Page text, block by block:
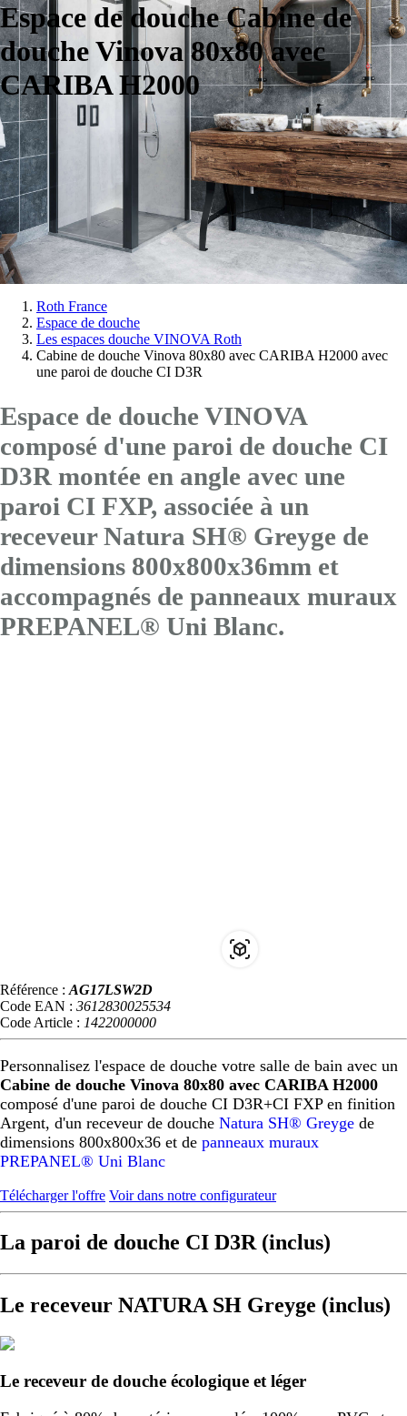
Espace de douche Cabine de
douche Vinova 80x80 avec
CARIBA H2000
Vous
êtes
Roth France
Espace de douche
Les espaces douche VINOVA Roth
Cabine de douche Vinova 80x80 avec CARIBA H2000 avec
une paroi de douche CI D3R
Espace de douche VINOVA
composé d'une paroi de douche CI
D3R montée en angle avec une
paroi CI FXP, associée à un
receveur Natura SH® Greyge de
dimensions 800x800x36mm et
accompagnés de panneaux muraux
PREPANEL® Uni Blanc.
Référence : AG17LSW2D
Code EAN : 3612830025534
Code Article : 1422000000
Personnalisez l'espace de douche votre salle de bain avec un
Cabine de douche Vinova 80x80 avec CARIBA H2000
composé d'une paroi de douche CI D3R+CI FXP en finition
Argent, d'un receveur de douche Natura SH® Greyge de
dimensions 800x800x36 et de panneaux muraux
PREPANEL® Uni Blanc
Télécharger l'offre Voir dans notre configurateur
La paroi de douche CI D3R (inclus)
Le receveur NATURA SH Greyge (inclus)
Le receveur de douche écologique et léger